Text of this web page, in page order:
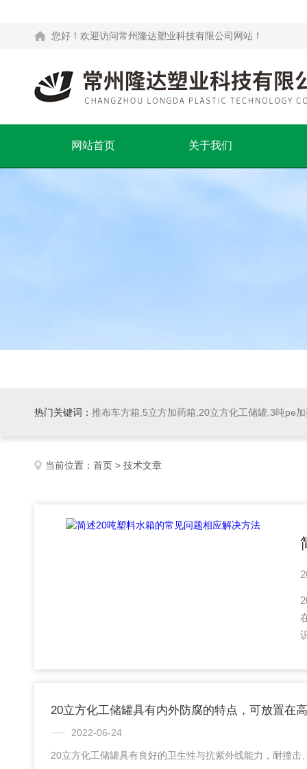
您好！欢迎访问常州隆达塑业科技有限公司网站！
网站首页 关于我们
热门关键词： 推布车方箱,5立方加药箱,20立方化工储罐,3吨pe
当前位置： 首页 > 技术文章
20立方化工储罐具有内外防腐的特点，可放置在
2022-06-24
20立方化工储罐具有良好的卫生性与抗紫外线能力，耐撞击